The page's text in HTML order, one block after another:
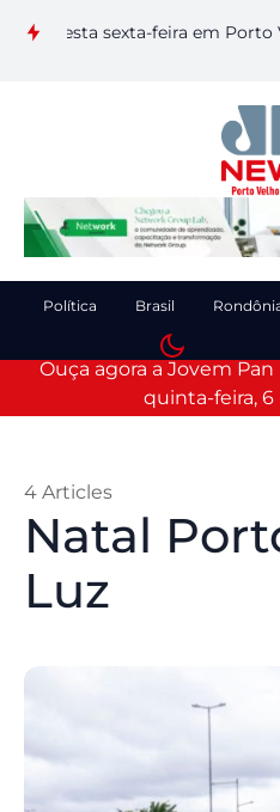
sexta-feira em Porto Velho
Política Brasil
Ouça agora a Jovem
quinta-feira, 6
Natal
Luz
4 Articles